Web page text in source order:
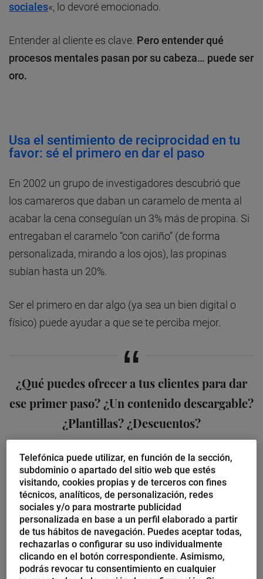
sociales«, lo devoré emocionado.
Entender al cliente es clave. Pero entender qué
procesos mentales pasan por su cabeza… puede ser
oro.
Usa el sentimiento de reciprocidad en tu
favor: sé el primero en dar el paso
En 2002 un grupo de investigadores descubrió que
los camareros que daban un caramelo de menta al
acabar la cena conseguían un 3% más de propina. Si
entregaban el caramelo “con cariño” (de forma
personalizada, mirando a los ojos), las propinas
subían hasta un 20%.
Ser el primero en dar algo (ya sea un bien digital o
físico) puede ayudar a que se te perciba mejor.
¿Qué puedes ofrecer a tus clientes para dar
ese primer paso? ¿Un contenido descargable?
¿Plantillas? ¿Descuentos?
Cómo “vistas” tu propuesta de valor
influirá en cómo te perciben tus clientes
Si te dicen que tienes que elegir entre dos posibles
tratamientos para un grupo de 600 personas con los
Telefónica puede utilizar, en función de la sección,
subdominio o apartado del sitio web que estés
visitando, cookies propias y de terceros con fines
técnicos, analíticos, de personalización, redes
sociales y/o para mostrarte publicidad
personalizada en base a un perfil elaborado a partir
de tus hábitos de navegación. Puedes aceptar todas,
rechazarlas o configurar su uso individualmente
clicando en el botón correspondiente. Asimismo,
podrás revocar tu consentimiento en cualquier